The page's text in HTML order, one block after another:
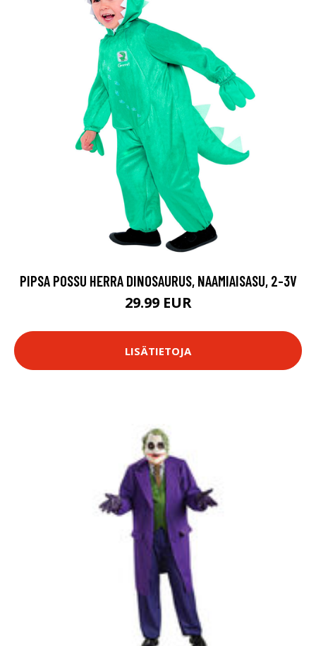
PIPSA POSSU HERRA DINOSAURUS, NAAMIAISASU, 2-3V
29.99 EUR
LISÄTIETOJA